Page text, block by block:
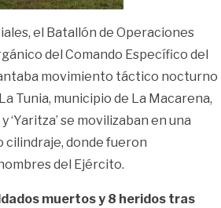
el Batallón de Operaciones
del Comando Específico del
movimiento táctico nocturno
Tunia, municipio de La Macarena,
‘Yaritza’ se movilizaban en una
cilindraje, donde fueron
del Ejército.
muertos y 8 heridos tras